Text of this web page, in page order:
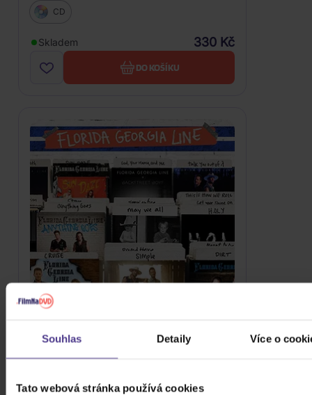
Souhlas Detaily Více o
Tato webová stránka používá cookies
CD
Skladem 330 Kč
DO KOŠÍKU
Florida Georgia Line: The Acoustic